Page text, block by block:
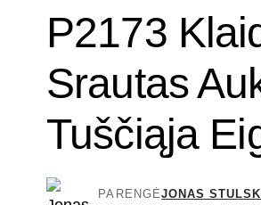
P2173
Srautas
Tuščiąja
PARENGĖJONAS